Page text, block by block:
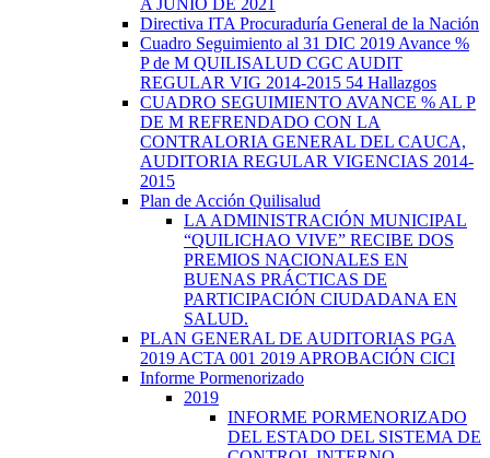
A JUNIO DE 2021
Directiva ITA Procuraduría General de la Nación
Cuadro Seguimiento al 31 DIC 2019 Avance %
P de M QUILISALUD CGC AUDIT
REGULAR VIG 2014-2015 54 Hallazgos
CUADRO SEGUIMIENTO AVANCE % AL P
DE M REFRENDADO CON LA
CONTRALORIA GENERAL DEL CAUCA,
AUDITORIA REGULAR VIGENCIAS 2014-
2015
Plan de Acción Quilisalud
LA ADMINISTRACIÓN MUNICIPAL
“QUILICHAO VIVE” RECIBE DOS
PREMIOS NACIONALES EN
BUENAS PRÁCTICAS DE
PARTICIPACIÓN CIUDADANA EN
SALUD.
PLAN GENERAL DE AUDITORIAS PGA
2019 ACTA 001 2019 APROBACIÓN CICI
Informe Pormenorizado
2019
INFORME PORMENORIZADO
DEL ESTADO DEL SISTEMA DE